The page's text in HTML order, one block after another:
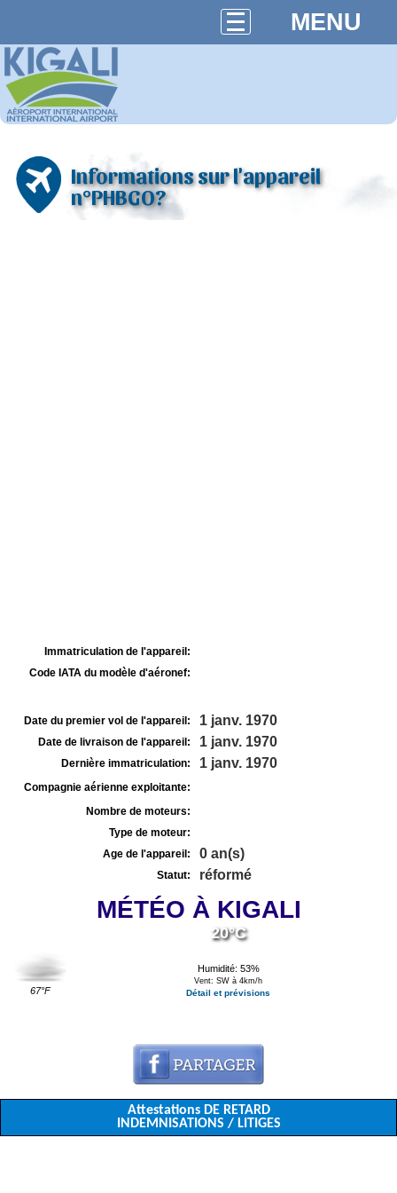
MENU
Informations sur l'appareil
n°PHBGO?
Immatriculation de l'appareil:
Code IATA du modèle d'aéronef:
Date du premier vol de l'appareil: 1 janv. 1970
Date de livraison de l'appareil: 1 janv. 1970
Dernière immatriculation: 1 janv. 1970
Compagnie aérienne exploitante:
Nombre de moteurs:
Type de moteur:
Age de l'appareil:
0 an(s)
Statut: réformé
MÉTÉO À KIGALI
67°F
20°C
Humidité: 53%
Vent: SW à 4km/h
Détail et prévisions
Attestations DE RETARD
INDEMNISATIONS / LITIGES